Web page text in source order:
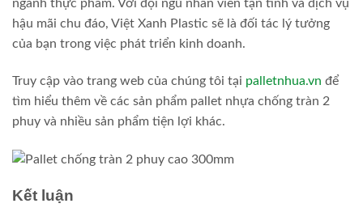
ngành thực phẩm. Với đội ngũ nhân viên tận tình và dịch vụ
hậu mãi chu đáo, Việt Xanh Plastic sẽ là đối tác lý tưởng
của bạn trong việc phát triển kinh doanh.
Truy cập vào trang web của chúng tôi tại palletnhua.vn để
tìm hiểu thêm về các sản phẩm pallet nhựa chống tràn 2
phuy và nhiều sản phẩm tiện lợi khác.
Kết luận